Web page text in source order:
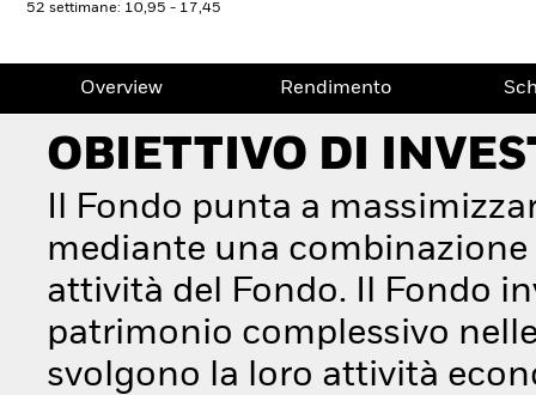
52 settimane: 10,95 - 17,45
Overview Rendimento
OBIETTIVO DI
Il Fondo punta a
mediante una
attività del Fondo. Il Fondo
patrimonio complessivo
svolgono la loro attività